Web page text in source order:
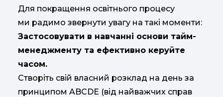
Для покращення освітнього процесу
ми радимо звернути увагу на такі моменти:
Застосовувати в навчанні основи тайм-
менеджменту та ефективно керуйте
часом.
Створіть свій власний розклад на день за
принципом ABCDE (від найважчих справ